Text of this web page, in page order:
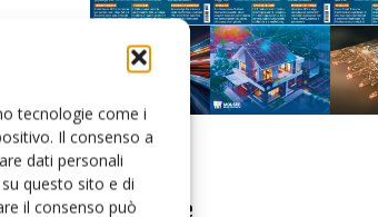
tecnologie come i
Il consenso a
dati personali
questo sito e di
il consenso può
Edicola web
PCB Magazine